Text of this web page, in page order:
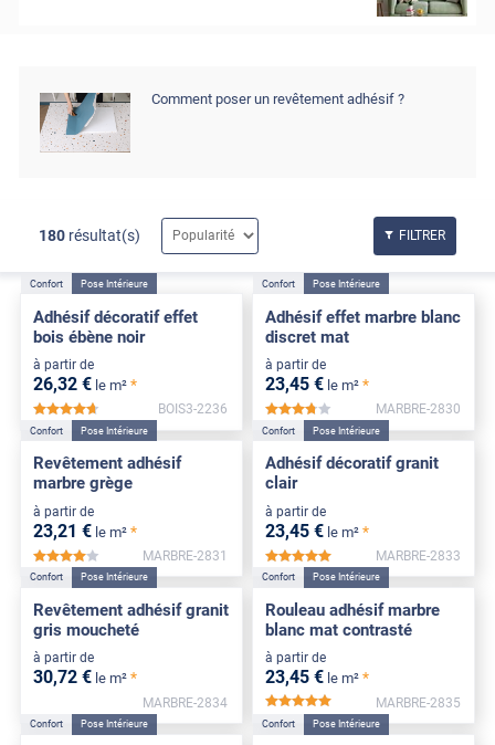
Comment poser un revêtement adhésif ?
180 résultat(s) FILTRER
Confort Pose Intérieure
Adhésif décoratif effet
bois ébène noir
à partir de
26,32 € le m² *
*****
BOIS3-2236
Confort Pose Intérieure
Adhésif effet marbre blanc
discret mat
à partir de
23,45 € le m² *
*****
MARBRE-2830
Confort Pose Intérieure
Revêtement adhésif
marbre grège
à partir de
23,21 € le m² *
*****
MARBRE-2831
Confort Pose Intérieure
Adhésif décoratif granit
clair
à partir de
23,45 € le m² *
MARBRE-2833
Confort Pose Intérieure
Revêtement adhésif granit
gris moucheté
à partir de
30,72 € le m² *
MARBRE-2834
Confort Pose Intérieure
Rouleau adhésif marbre
blanc mat contrasté
à partir de
23,45 € le m² *
MARBRE-2835
Confort Pose Intérieure Confort Pose Intérieure